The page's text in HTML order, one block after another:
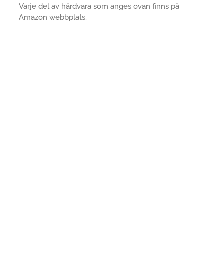
Varje del av hårdvara som anges ovan finns på
Amazon webbplats.